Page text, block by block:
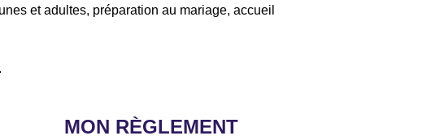
et adultes, préparation au mariage, accueil
MON RÈGLEMENT